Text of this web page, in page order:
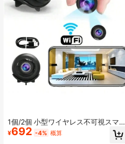
1個/2個 小型ワイヤレス不可視スマー
トカメラ、HD WiFiミニ監視カメ
ラ、サポート付き、動体検知とアプ
¥692 -4% 概算